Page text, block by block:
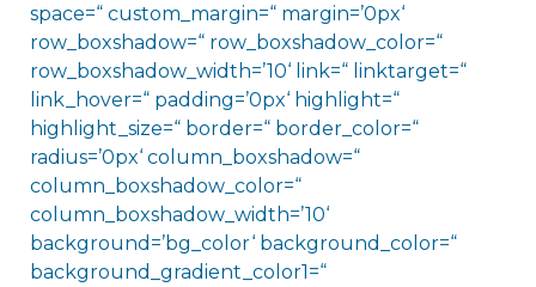
space=“ custom_margin=“ margin=’0px‘
row_boxshadow=“ row_boxshadow_color=“
row_boxshadow_width=’10‘ link=“ linktarget=“
link_hover=“ padding=’0px‘ highlight=“
highlight_size=“ border=“ border_color=“
radius=’0px‘ column_boxshadow=“
column_boxshadow_color=“
column_boxshadow_width=’10‘
background=’bg_color‘ background_color=“
background_gradient_color1=“